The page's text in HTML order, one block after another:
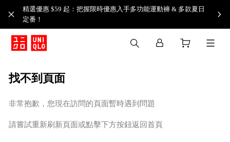
精選優惠 $59 起：把握限時優惠入手多功能運動褲 & 多款夏日
定番！​
找不到頁面
非常抱歉，您現在訪問的頁面暫時遇到問題
請嘗試重新刷新頁面或點擊下方按鈕返回首頁